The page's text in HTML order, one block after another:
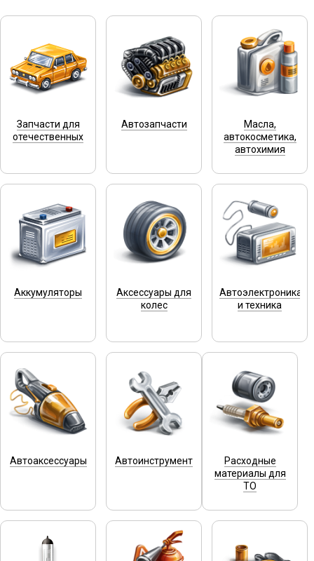
Запчасти для
отечественных
Автозапчасти
Масла,
автокосметика,
автохимия
Аккумуляторы
Аксессуары для
колес
Автоэлектроника
и техника
Автоаксессуары Автоинструмент
Расходные
материалы для
ТО